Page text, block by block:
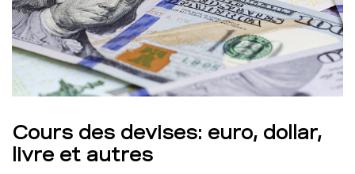
Cours des devises: euro, dollar,
livre et autres